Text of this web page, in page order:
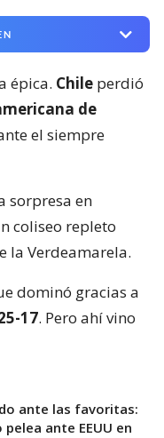
épica. Chile perdió
de
el siempre
sorpresa en
coliseo repleto
la Verdeamarela.
dominó gracias a
17. Pero ahí vino
ante las favoritas:
ante EEUU en